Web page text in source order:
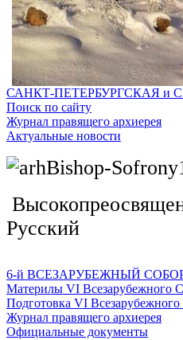
САНКТ-ПЕТЕРБУРГСКАЯ и
Поиск по сайту
Журнал правящего архиерея
Актуальные новости
Русский
6-й ВСЕЗАРУБЕЖНЫЙ
Материлы VI Всезарубежного
Подготовка VI
Журнал правящего архиерея
Официальные документы